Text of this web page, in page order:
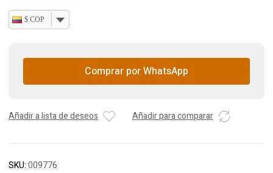
$ COP
Comprar por WhatsApp
Añadir a lista de deseos Añadir para comparar
SKU:009776